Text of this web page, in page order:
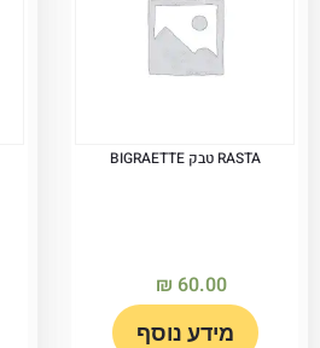
RASTA טבק BIGRAETTE
₪ 60.00
מידע נוסף